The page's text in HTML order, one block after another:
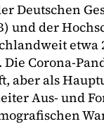
Deutschen
und der
etwa
Corona-
aber als
Aus- und